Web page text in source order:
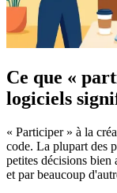
Ce que «
logiciels
« Participer » à la
code. La plupart des
petites décisions
et par beaucoup